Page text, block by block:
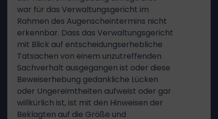
war für das Verwaltungsgericht im
Rahmen des Augenscheintermins nicht
erkennbar. Dass das Verwaltungsgericht
mit Blick auf entscheidungserhebliche
Tatsachen von einem unzutreffenden
Sachverhalt ausgegangen ist oder diese
Beweiserhebung gedankliche Lücken
oder Ungereimtheiten aufweist oder gar
willkürlich ist, ist mit den Hinweisen der
Beklagten auf die Größe und